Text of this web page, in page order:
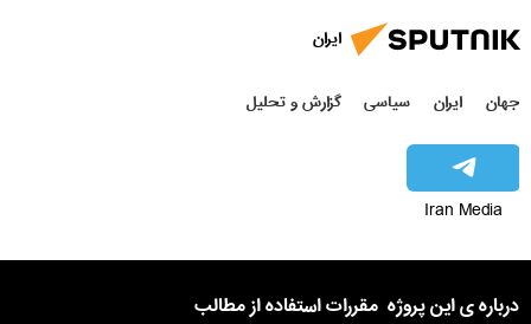
ایران
جهان ایران سیاسی گزارش و تحلیل
Iran Media
درباره ی این پروژه مقررات استفاده از مطالب